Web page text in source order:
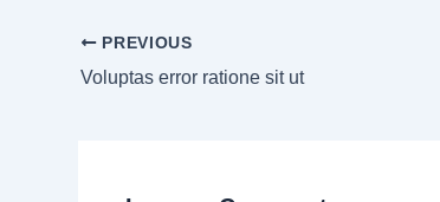
PREVIOUS
Voluptas error ratione sit ut